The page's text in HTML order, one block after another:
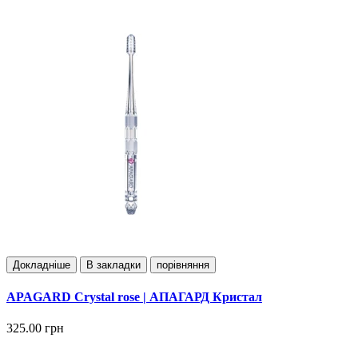
Докладнiше В закладки порівняння
APAGARD Crystal rose | АПАГАРД Кристал
325.00 грн